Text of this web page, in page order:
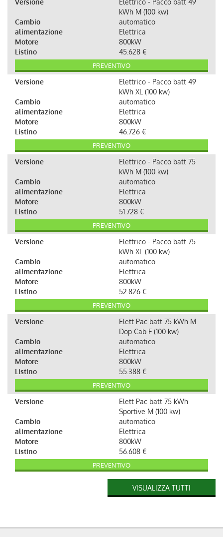
Versione
Elettrico - Pacco batt 49
kWh M (100 kw)
Cambio
automatico
alimentazione
Elettrica
Motore
800kW
Listino
45.628 €
PREVENTIVO
Versione
Elettrico - Pacco batt 49
kWh XL (100 kw)
Cambio
automatico
alimentazione
Elettrica
Motore
800kW
Listino
46.726 €
PREVENTIVO
Versione
Elettrico - Pacco batt 75
kWh M (100 kw)
Cambio
automatico
alimentazione
Elettrica
Motore
800kW
Listino
51.728 €
PREVENTIVO
Versione
Elettrico - Pacco batt 75
kWh XL (100 kw)
Cambio
automatico
alimentazione
Elettrica
Motore
800kW
Listino
52.826 €
PREVENTIVO
Versione
Elett Pac batt 75 kWh M
Dop Cab F (100 kw)
Cambio
automatico
alimentazione
Elettrica
Motore
800kW
Listino
55.388 €
PREVENTIVO
Versione
Elett Pac batt 75 kWh
Sportive M (100 kw)
Cambio
automatico
alimentazione
Elettrica
Motore
800kW
Listino
56.608 €
PREVENTIVO
El Pac bat 75 kWh Sportive
M DC F (100 kw)
Listino
60.268 €
VISUALIZZA TUTTI